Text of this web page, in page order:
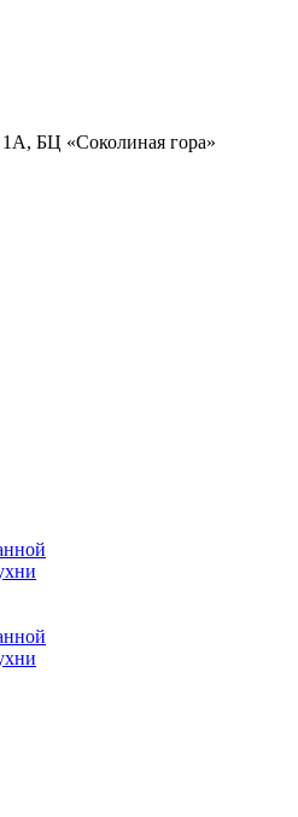
БЦ «Соколиная гора»